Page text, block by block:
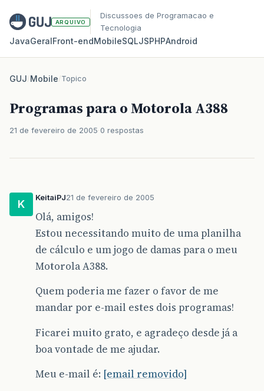
ARQUIVO
Discussoes de Programacao e
Tecnologia
JavaGeralFront‑endMobileSQLJSPHPAndroid
GUJ/Mobile/Topico
Programas para o Motorola A388
21 de fevereiro de 2005 0 respostas
K
KeitaiPJ21 de fevereiro de 2005
Olá, amigos!
Estou necessitando muito de uma planilha
de cálculo e um jogo de damas para o meu
Motorola A388.
Quem poderia me fazer o favor de me
mandar por e-mail estes dois programas!
Ficarei muito grato, e agradeço desde já a
boa vontade de me ajudar.
Meu e-mail é: [email removido]